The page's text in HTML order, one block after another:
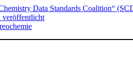
Data Standards Coalition“
veröffentlicht